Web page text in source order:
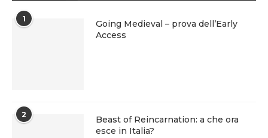
1
Going Medieval – prova dell’Early
Access
2
Beast of Reincarnation: a che ora
esce in Italia?